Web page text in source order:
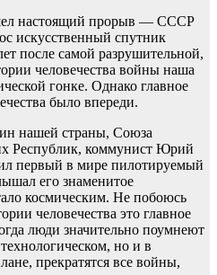
настоящий прорыв — СССР
искусственный спутник
после самой разрушительной,
человечества войны наша
гонке. Однако главное
было впереди.
нашей страны, Союза
Республик, коммунист Юрий
первый в мире пилотируемый
его знаменитое
космическим. Не побоюсь
человечества это главное
люди значительно поумнеют
но и в
прекратятся все войны,